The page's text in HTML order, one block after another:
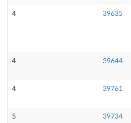
4 39635
4 39644
4 39761
5 39734